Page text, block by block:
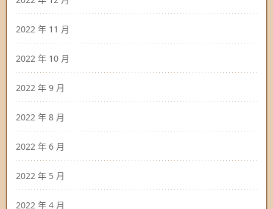
2022 年 11 月
2022 年 10 月
2022 年 9 月
2022 年 8 月
2022 年 6 月
2022 年 5 月
2022 年 4 月